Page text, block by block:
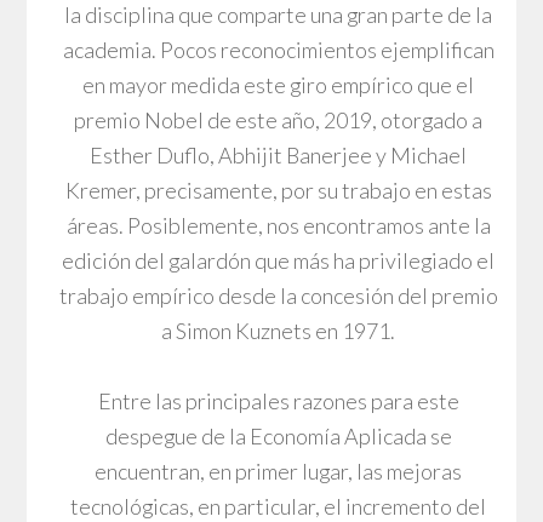
la disciplina que comparte una gran parte de la
academia. Pocos reconocimientos ejemplifican
en mayor medida este giro empírico que el
premio Nobel de este año, 2019, otorgado a
Esther Duflo, Abhijit Banerjee y Michael
Kremer, precisamente, por su trabajo en estas
áreas. Posiblemente, nos encontramos ante la
edición del galardón que más ha privilegiado el
trabajo empírico desde la concesión del premio
a Simon Kuznets en 1971.
Entre las principales razones para este
despegue de la Economía Aplicada se
encuentran, en primer lugar, las mejoras
tecnológicas, en particular, el incremento del